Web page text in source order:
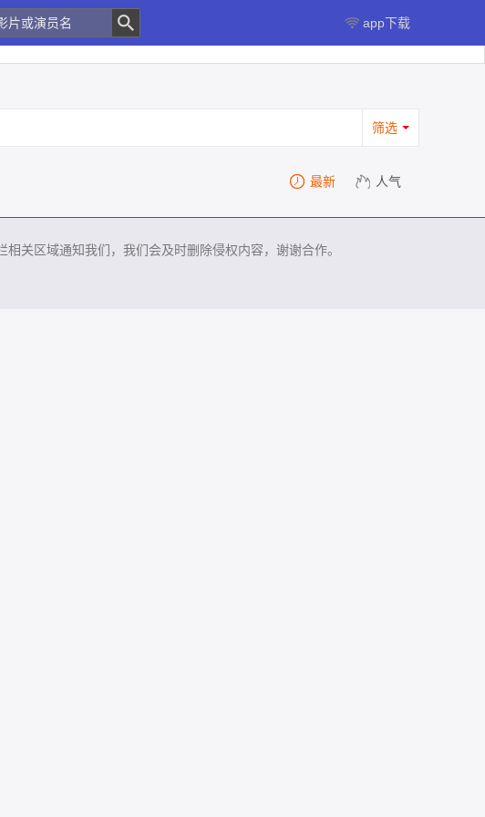
app下载
筛选
最新 人气
关区域通知我们，我们会及时删除侵权内容，谢谢合作。